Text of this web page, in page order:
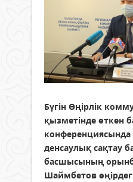
Бүгін Өңірлік
қызметінде өткен
денсаулық сақтау
басшысының
Шаймбетов